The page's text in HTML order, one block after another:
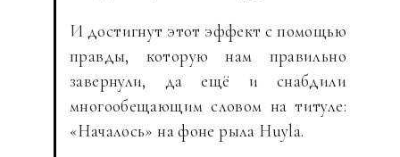
И достигнут этот эффект с помощью
правды, которую нам правильно
завернули, да ещё и снабдили
многообещающим словом на титуле:
«Началось» на фоне рыла Huyla.